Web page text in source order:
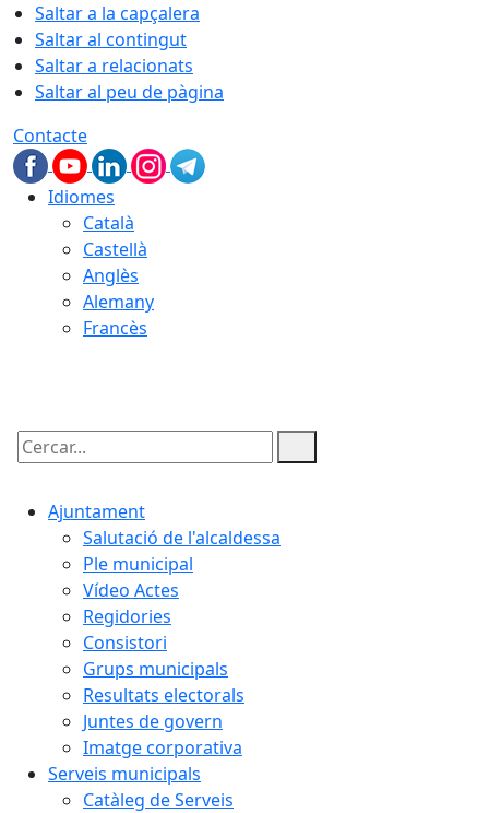
Saltar a la capçalera
Saltar al contingut
Saltar a relacionats
Saltar al peu de pàgina
Contacte
Idiomes
Català
Castellà
Anglès
Alemany
Francès
Cercar:
Ajuntament
Salutació de l'alcaldessa
Ple municipal
Vídeo Actes
Regidories
Consistori
Grups municipals
Resultats electorals
Juntes de govern
Imatge corporativa
Serveis municipals
Catàleg de Serveis